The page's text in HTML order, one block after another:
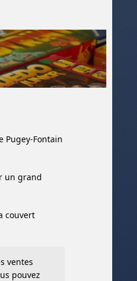
Pugey-Fontain
un grand
couvert
ventes
pouvez